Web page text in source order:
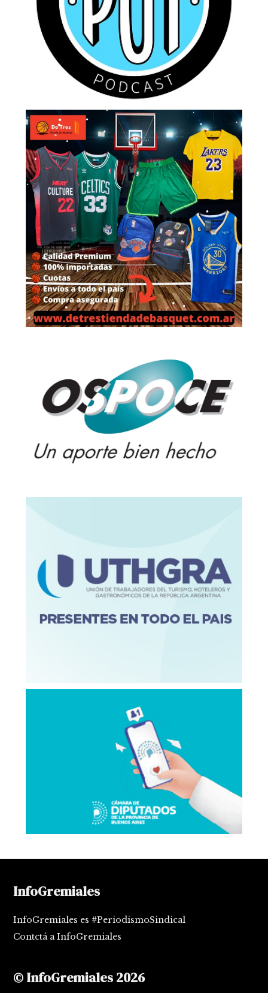
InfoGremiales
InfoGremiales es #PeriodismoSindical
Contctá a InfoGremiales
© InfoGremiales 2026